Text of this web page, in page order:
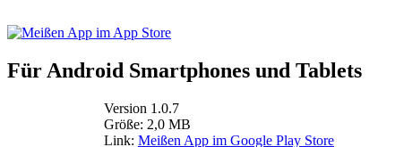
Für Android Smartphones und Tablets
Version 1.0.7
Größe: 2,0 MB
Link: Meißen App im Google Play Store